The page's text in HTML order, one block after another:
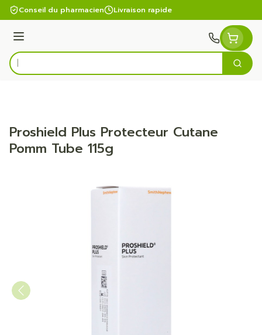
Aller au contenu
Conseil du pharmacien Livraison rapide
Menu
Rechercher
Proshield Plus Protecteur Cutane
Pomm Tube 115g